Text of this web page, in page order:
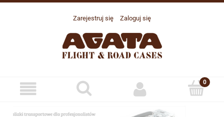
Zarejestruj się Zaloguj się